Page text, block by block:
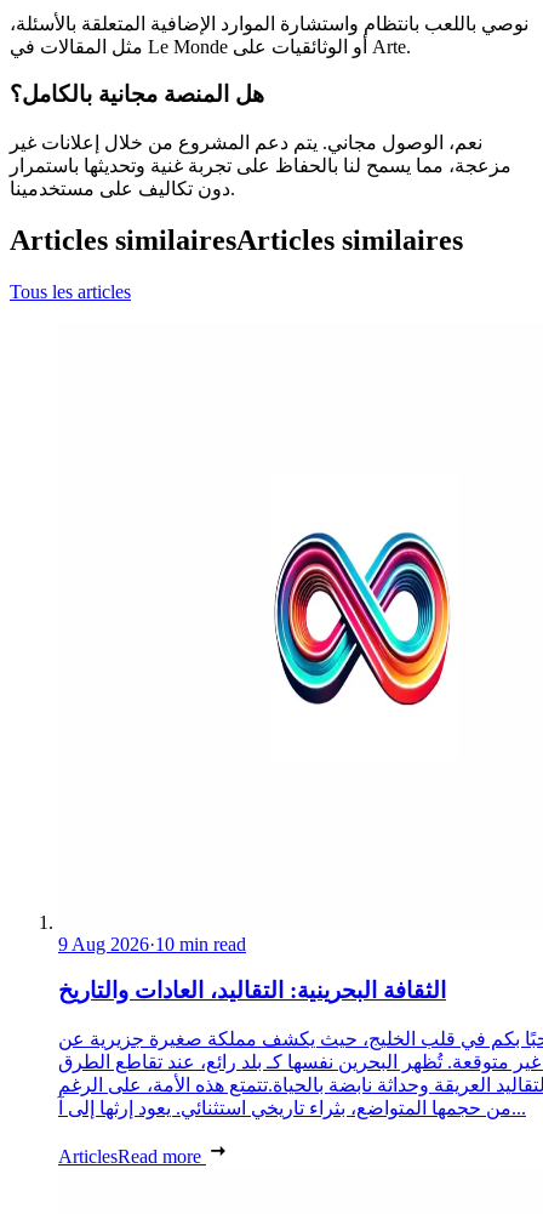
نوصي باللعب بانتظام واستشارة الموارد الإضافية المتعلقة بالأسئلة،
مثل المقالات في Le Monde أو الوثائقيات على Arte.
هل المنصة مجانية بالكامل؟
نعم، الوصول مجاني. يتم دعم المشروع من خلال إعلانات غير
مزعجة، مما يسمح لنا بالحفاظ على تجربة غنية وتحديثها باستمرار
دون تكاليف على مستخدمينا.
Articles similairesArticles similaires
Tous les articles
9 Aug 2026·10 min read
الثقافة البحرينية: التقاليد، العادات والتاريخ
بكم في قلب الخليج، حيث يكشف مملكة صغيرة جزيرية عن
متوقعة. تُظهر البحرين نفسها كـ بلد رائع، عند تقاطع الطرق
العريقة وحداثة نابضة بالحياة.تتمتع هذه الأمة، على الرغم
من حجمها المتواضع، بثراء تاريخي استثنائي. يعود إرثها إلى آ...
ArticlesRead more